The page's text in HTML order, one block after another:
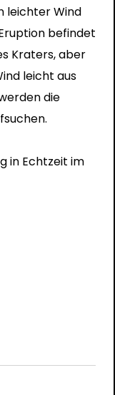
leichter Wind
befindet
Kraters, aber
leicht aus
die
in Echtzeit im